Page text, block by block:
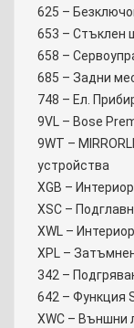
625 –
653 – Стъклен
658 –
685 – Задни
748 – Eл.
9VL – Bose
9WT –
устройства
XGB –
XSC –
XWL –
XPL –
342 –
642 – Функция
XWC – Външни